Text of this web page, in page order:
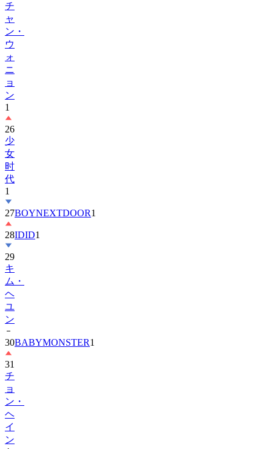
チ
ャ
ン・
ウ
ォ
ニ
ョ
ン
1
26
少
女
时
代
1
27BOYNEXTDOOR1
28IDID1
29
キ
ム・
ヘ
ユ
ン
30BABYMONSTER1
31
チ
ョ
ン・
ヘ
イ
ン